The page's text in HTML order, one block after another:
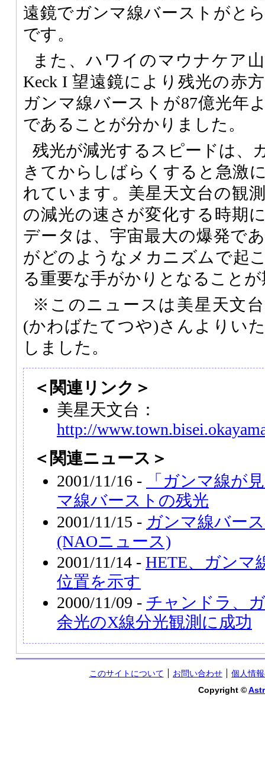
遠鏡でガンマ線バーストがと
です。
また、ハワイのマウナケア
Keck I 望遠鏡により残光の赤
ガンマ線バーストが87億光年
であることが分かりました。
残光が減光するスピードは、
きてからしばらくすると急激
れています。美星天文台の観
の減光の速さが変化する時期
データは、宇宙最大の爆発で
がどのようなメカニズムで起
る重要な手がかりとなること
※このニュースは美星天文
(かわばたてつや)さんよりい
しました。
＜関連リンク＞
美星天文台：
http://
＜関連ニュース＞
2001/11/16 -
「ガンマ線が
マ線バーストの残光
2001/11/15 - ガンマ線バー
(NAOニュース)
2001/11/14 - HETE、ガンマ
位置を示す
2000/11/09 - チャンドラ、
余光のX線分光観測に成功
このサイトについて お問い合わせ
個人情
Copyright ©